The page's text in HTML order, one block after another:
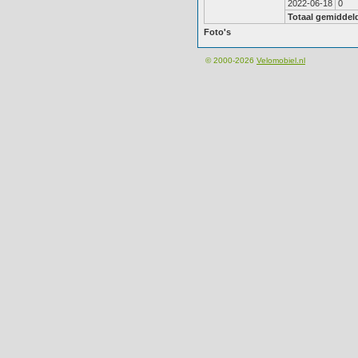
2022-06-18 0
Totaal
Foto's
© 2000-2026 Velomobiel.nl